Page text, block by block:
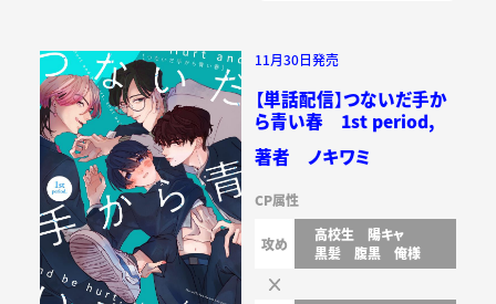
11月30日発売
【単話配信】つないだ手か
ら青い春 1st period,
著者 ノキワミ
CP属性
攻め 高校生
陽キャ
黒髪
腹黒 俺様